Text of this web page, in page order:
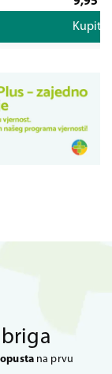
Kupite
na prvu